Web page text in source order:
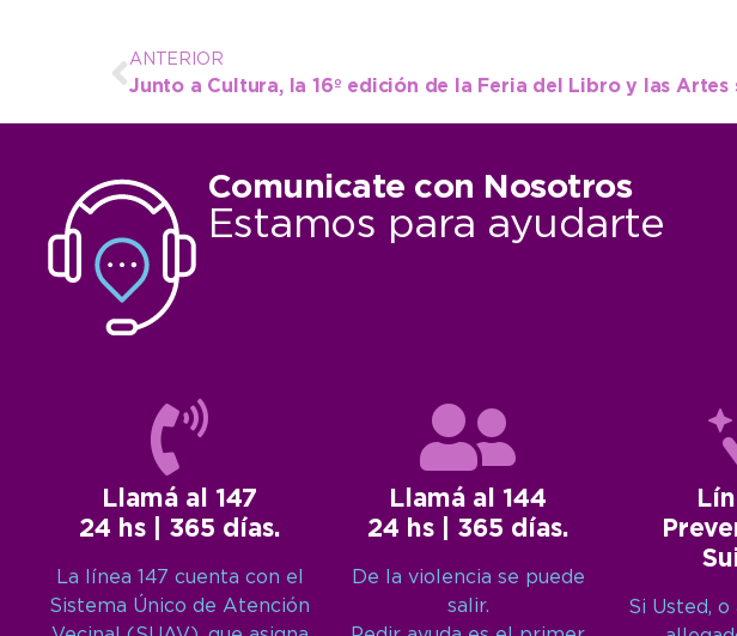
ANTERIOR
Comunicate con Nosotros
Estamos para ayudarte
Llamá al 147
24 hs | 365 días.
La línea 147 cuenta con el
Sistema Único de Atención
Llamá al 144
24 hs | 365 días.
De la violencia se puede
salir.
Si Usted,